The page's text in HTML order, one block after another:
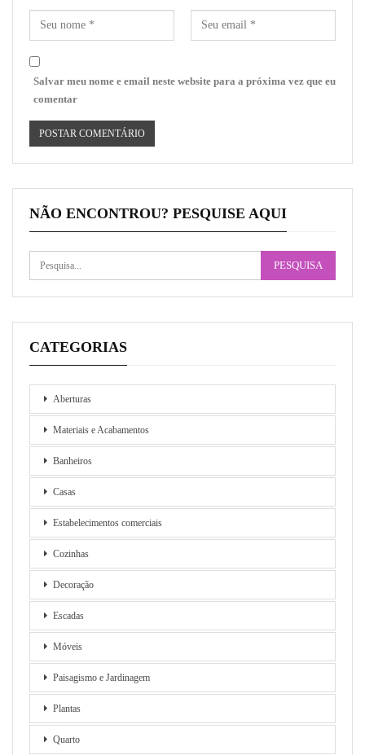
Salvar meu nome e email neste website para a próxima vez que eu
comentar
NÃO ENCONTROU? PESQUISE AQUI
CATEGORIAS
Aberturas
Materiais e Acabamentos
Banheiros
Casas
Estabelecimentos comerciais
Cozinhas
Decoração
Escadas
Móveis
Paisagismo e Jardinagem
Plantas
Quarto